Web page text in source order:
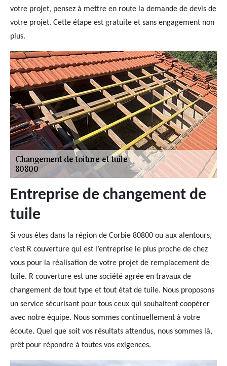
votre projet, pensez à mettre en route la demande de devis de
votre projet. Cette étape est gratuite et sans engagement non
plus.
Entreprise de changement de
tuile
Si vous êtes dans la région de Corbie 80800 ou aux alentours,
c’est R couverture qui est l’entreprise le plus proche de chez
vous pour la réalisation de votre projet de remplacement de
tuile. R couverture est une société agrée en travaux de
changement de tout type et tout état de tuile. Nous proposons
un service sécurisant pour tous ceux qui souhaitent coopérer
avec notre équipe. Nous sommes continuellement à votre
écoute. Quel que soit vos résultats attendus, nous sommes là,
prêt pour répondre à toutes vos exigences.